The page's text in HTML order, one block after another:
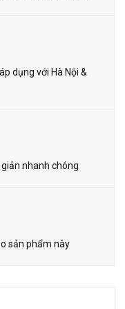
dụng với Hà Nội &
nhanh chóng
sản phẩm này